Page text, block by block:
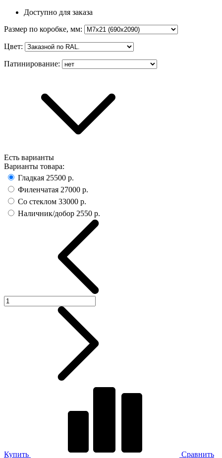
Доступно для заказа
Размер по коробке, мм:
Цвет:
Патинирование:
Есть варианты
Варианты товара:
Гладкая 25500 р.
Филенчатая 27000 р.
Со стеклом 33000 р.
Наличник/добор 2550 р.
Купить
Сравнить